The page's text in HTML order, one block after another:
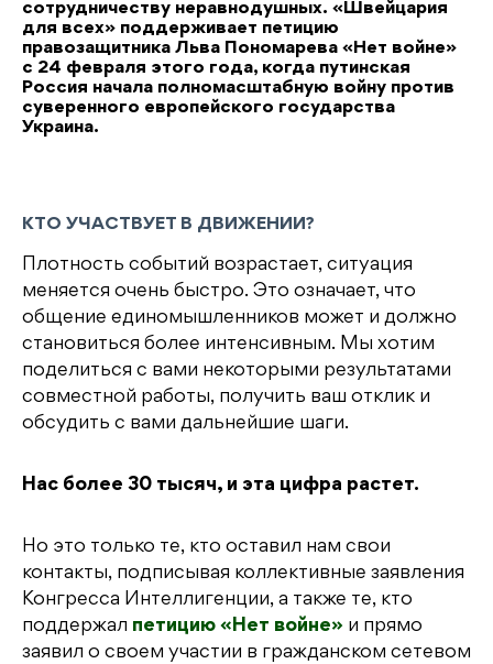
сотрудничеству неравнодушных. «Швейцария
для всех» поддерживает петицию
правозащитника Льва Пономарева «Нет войне»
с 24 февраля этого года, когда путинская
Россия начала полномасштабную войну против
суверенного европейского государства
Украина.
КТО УЧАСТВУЕТ В ДВИЖЕНИИ?
Плотность событий возрастает, ситуация
меняется очень быстро. Это означает, что
общение единомышленников может и должно
становиться более интенсивным. Мы хотим
поделиться с вами некоторыми результатами
совместной работы, получить ваш отклик и
обсудить с вами дальнейшие шаги.
Нас более 30 тысяч, и эта цифра растет.
Но это только те, кто оставил нам свои
контакты, подписывая коллективные заявления
Конгресса Интеллигенции, а также те, кто
поддержал петицию «Нет войне» и прямо
заявил о своем участии в гражданском сетевом